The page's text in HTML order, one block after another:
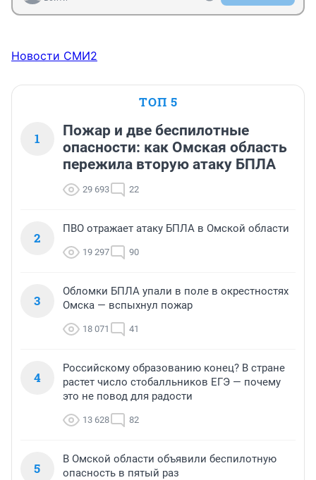
Новости СМИ2
ТОП 5
1
Пожар и две беспилотные
опасности: как Омская область
пережила вторую атаку БПЛА
29 693 22
2
ПВО отражает атаку БПЛА в Омской области
19 297 90
3
Обломки БПЛА упали в поле в окрестностях
Омска — вспыхнул пожар
18 071 41
4
Российскому образованию конец? В стране
растет число стобалльников ЕГЭ — почему
это не повод для радости
13 628 82
5
В Омской области объявили беспилотную
опасность в пятый раз